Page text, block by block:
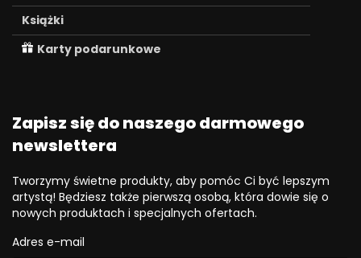
Książki
Karty podarunkowe
Zapisz się do naszego darmowego
newslettera
Tworzymy świetne produkty, aby pomóc Ci być lepszym
artystą! Będziesz także pierwszą osobą, która dowie się o
nowych produktach i specjalnych ofertach.
Adres e-mail